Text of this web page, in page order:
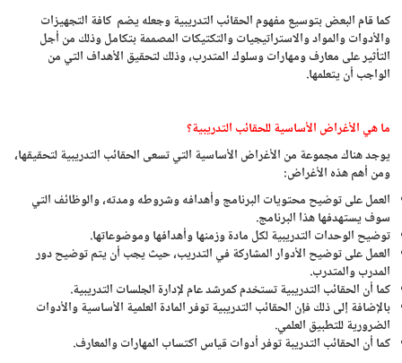
كما قام البعض بتوسيع مفهوم الحقائب التدريبية وجعله يضم كافة التجهيزات
والأدوات والمواد والاستراتيجيات والتكتيكات المصممة بتكامل وذلك من أجل
التأثير على معارف ومهارات وسلوك المتدرب، وذلك لتحقيق الأهداف التي من
الواجب أن يتعلمها.
ما هي الأغراض الأساسية للحقائب التدريبية؟
يوجد هناك مجموعة من الأغراض الأساسية التي تسعى الحقائب التدريبية لتحقيقها،
ومن أهم هذه الأغراض:
العمل على توضيح محتويات البرنامج وأهدافه وشروطه ومدته، والوظائف التي
سوف يستهدفها هذا البرنامج.
توضيح الوحدات التدريبية لكل مادة وزمنها وأهدافها وموضوعاتها.
العمل على توضيح الأدوار المشاركة في التدريب، حيث يجب أن يتم توضيح دور
المدرب والمتدرب.
كما أن الحقائب التدريبية تستخدم كمرشد عام لإدارة الجلسات التدريبية.
بالإضافة إلى ذلك فإن الحقائب التدريبية توفر المادة العلمية الأساسية والأدوات
الضرورية للتطبيق العلمي.
كما أن الحقائب التدريبة توفر أدوات قياس اكتساب المهارات والمعارف.